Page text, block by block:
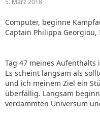
Computer, beginne
Captain Philippa Georgiou,
Tag 47 meines Aufenthalts
Es scheint langsam als
und ich meinem Ziel ein
überfällig. Langsam
verdammten Universum